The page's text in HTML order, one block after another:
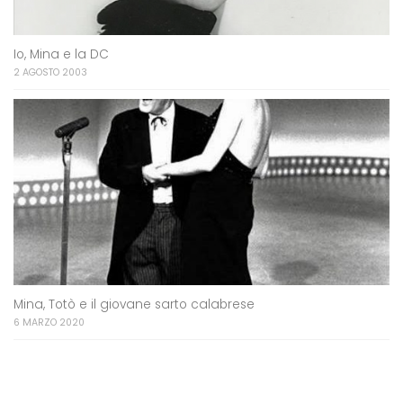
Io, Mina e la DC
2 AGOSTO 2003
Mina, Totò e il giovane sarto calabrese
6 MARZO 2020